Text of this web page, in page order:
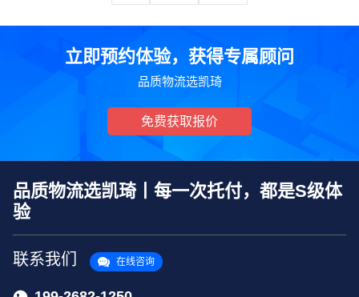
立即预约体验，获得专属顾问
品质物流选凯琦
免费获取报价
品质物流选凯琦丨每一次托付，都是S级体
验
联系我们 在线咨询